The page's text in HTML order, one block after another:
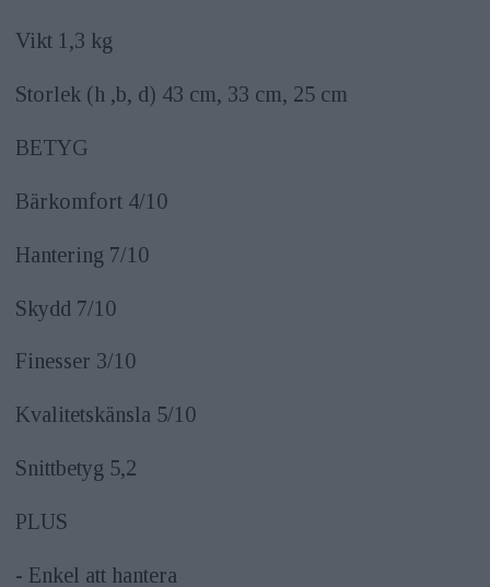
Vikt 1,3 kg
Storlek (h ,b, d) 43 cm, 33 cm, 25 cm
BETYG
Bärkomfort 4/10
Hantering 7/10
Skydd 7/10
Finesser 3/10
Kvalitetskänsla 5/10
Snittbetyg 5,2
PLUS
- Enkel att hantera